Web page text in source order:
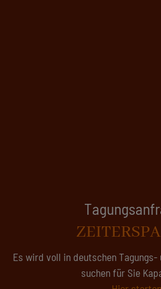
Es wird voll in deutschen
suchen für Sie